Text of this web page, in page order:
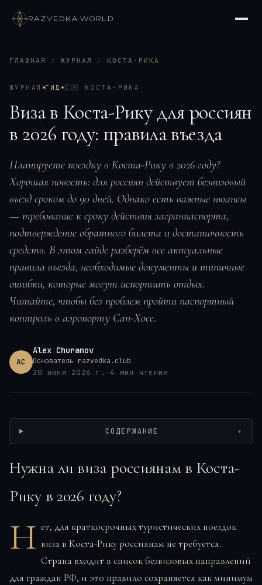
RAZVEDKA·WORLD
ГЛАВНАЯ / ЖУРНАЛ / КОСТА-РИКА
ЖУРНАЛ ГИД 🇨🇷 КОСТА-РИКА
Виза в Коста-Рику для россиян
в 2026 году: правила въезда
Планируете поездку в Коста-Рику в 2026 году?
Хорошая новость: для россиян действует безвизовый
въезд сроком до 90 дней. Однако есть важные нюансы
— требование к сроку действия загранпаспорта,
подтверждение обратного билета и достаточность
средств. В этом гайде разберём все актуальные
правила въезда, необходимые документы и типичные
ошибки, которые могут испортить отдых.
Читайте, чтобы без проблем пройти паспортный
контроль в аэропорту Сан-Хосе.
AC
Alex Churanov
Основатель razvedka.club
20 июня 2026 г. · 4 мин чтения
СОДЕРЖАНИЕ ▾
Нужна ли виза россиянам в Коста-
Рику в 2026 году?
Н ет, для краткосрочных туристических поездок
виза в Коста-Рику россиянам не требуется.
Страна входит в список безвизовых направлений
для граждан РФ, и это правило сохраняется как минимум